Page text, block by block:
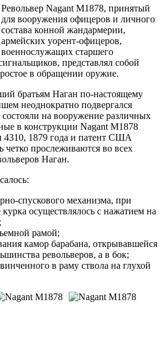
Револьвер Nagant M1878, принятый
для вооружения офицеров и личного
состава конной жандармерии,
армейских уорент-офицеров,
военнослужащих старшего
представлял собой
в обращении оружие.
братьям Наган по-настоящему
неоднократно подвергался
на вооружение различных
в конструкции Nagant M1878
4310, 1879 года и патент США
четко прослеживаются во всех
Наган.
спускового механизма, при
курка осуществлялось с нажатием на
рамой;
камор барабана, открывавшейся
револьверов, а в бок;
в раму ствола на глухой